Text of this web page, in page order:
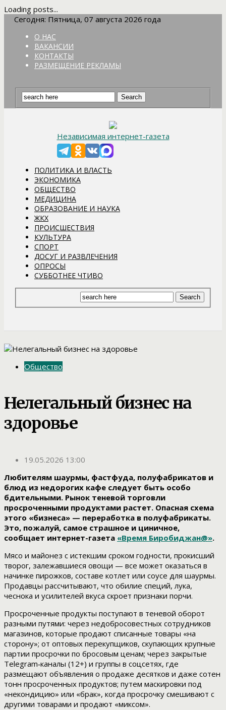
Loading posts...
Сегодня: Пятница, 07 августа 2026 года
О НАС
ВАКАНСИИ
КОНТАКТЫ
РАЗМЕЩЕНИЕ РЕКЛАМЫ
Независимая интернет-газета
ПОЛИТИКА И ВЛАСТЬ
ЭКОНОМИКА
ОБЩЕСТВО
МЕДИЦИНА
ОБРАЗОВАНИЕ И НАУКА
ЖКХ
ПРОИСШЕСТВИЯ
КУЛЬТУРА
СПОРТ
ДОСУГ И РАЗВЛЕЧЕНИЯ
ОПРОСЫ
СУББОТНЕЕ ЧТИВО
Общество
Нелегальный бизнес на
здоровье
19.05.2026 13:00
Любителям шаурмы, фастфуда, полуфабрикатов и
блюд из недорогих кафе следует быть особо
бдительными. Рынок теневой торговли
просроченными продуктами растет. Опасная схема
этого «бизнеса» — переработка в полуфабрикаты.
Это, пожалуй, самое страшное и циничное,
сообщает интернет-газета «Время Биробиджан@».
Мясо и майонез с истекшим сроком годности, прокисший
творог, залежавшиеся овощи — все может оказаться в
начинке пирожков, составе котлет или соусе для шаурмы.
Продавцы рассчитывают, что обилие специй, лука,
чеснока и усилителей вкуса скроет признаки порчи.
Просроченные продукты поступают в теневой оборот
разными путями: через недобросовестных сотрудников
магазинов, которые продают списанные товары «на
сторону»; от оптовых перекупщиков, скупающих крупные
партии просрочки по бросовым ценам; через закрытые
Telegram‑каналы (12+) и группы в соцсетях, где
размещают объявления о продаже десятков и даже сотен
тонн просроченных продуктов; путем маскировки под
«некондицию» или «брак», когда просрочку смешивают с
другими товарами и продают «миксом».